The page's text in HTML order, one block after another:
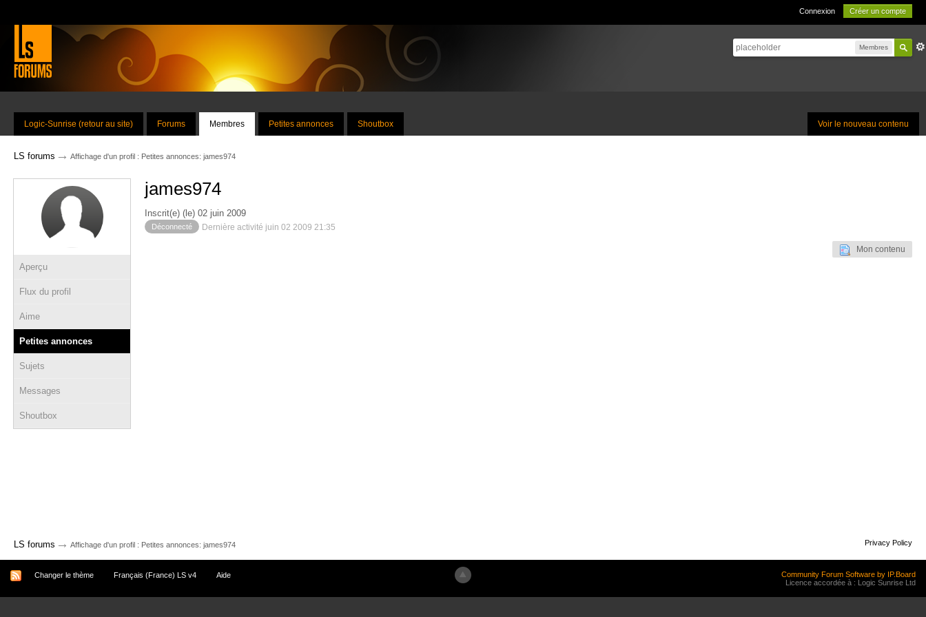
Connexion Créer un compte
Membres
Voir le nouveau contenu
Logic-Sunrise (retour au site) Forums Membres Petites annonces Shoutbox
LS forums → Affichage d'un profil : Petites annonces: james974
Aperçu
Flux du profil
Aime
Petites annonces
Sujets
Messages
Shoutbox
james974
Inscrit(e) (le) 02 juin 2009
Déconnecté Dernière activité juin 02 2009 21:35
Mon contenu
LS forums → Affichage d'un profil : Petites annonces: james974 Privacy Policy
Changer le thème Français (France) LS v4 Aide
Community Forum Software by IP.Board
Licence accordée à : Logic Sunrise Ltd